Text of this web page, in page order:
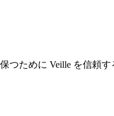
ために Veille を信頼す